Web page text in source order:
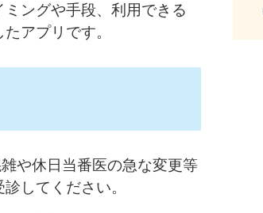
ングや手段、利用できる
アプリです。
や休日当番医の急な変更等
してください。